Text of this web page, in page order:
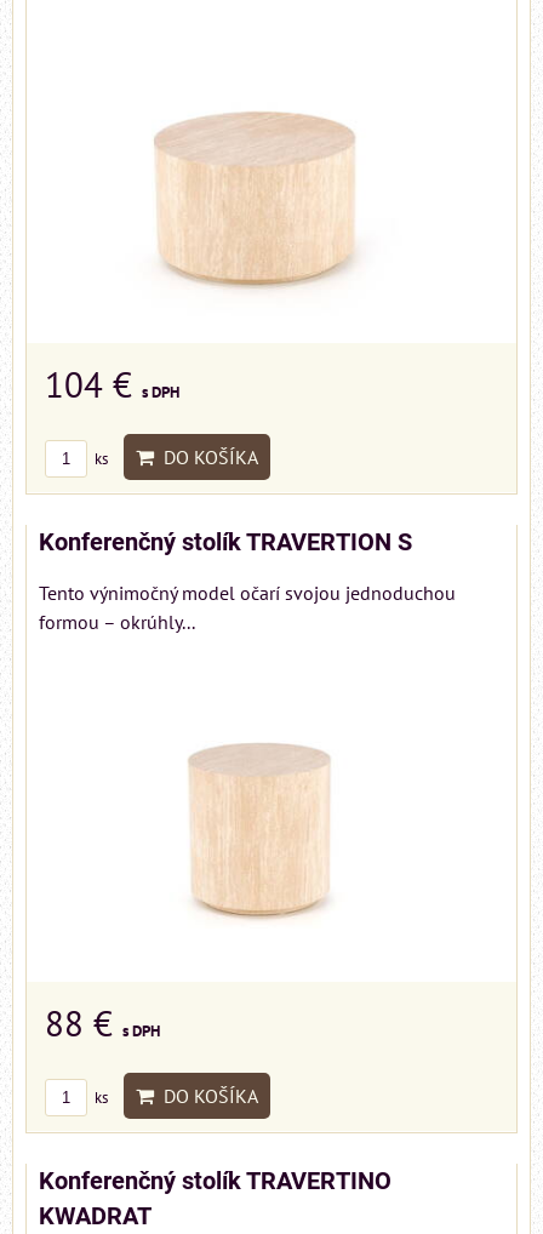
104 € s DPH
ks DO KOŠÍKA
Konferenčný stolík TRAVERTION S
Tento výnimočný model očarí svojou jednoduchou
formou – okrúhly...
88 € s DPH
ks DO KOŠÍKA
Konferenčný stolík TRAVERTINO
KWADRAT